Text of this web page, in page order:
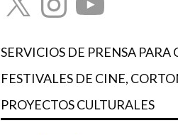
SERVICIOS DE PRENSA PARA
FESTIVALES DE CINE,
PROYECTOS CULTURALES